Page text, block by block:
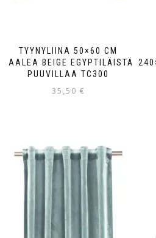
TYYNYLIINA 50×60 CM
VAALEA BEIGE EGYPTILÄISTÄ
PUUVILLAA TC300
35,50 €